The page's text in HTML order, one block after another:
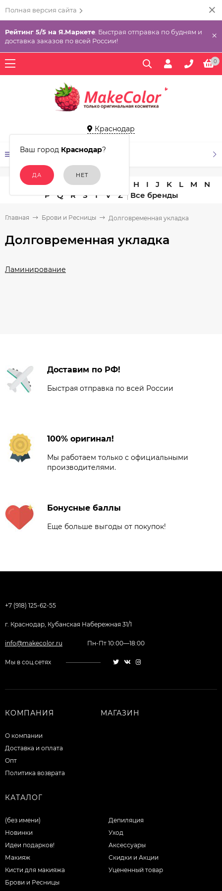
Полная версия сайта
Рейтинг 5/5 на Я.Маркете . Быстрая отправка по будням и
доставка заказов по всей России!
×
0
Краснодар
Ваш город Краснодар?
КАТАЛОГ ТОВАРОВ
A C D E H I J K L M
N
P
Q R S T V Z
Главная Брови и Ресницы Долговременная укладка
Долговременная укладка
Ламинирование
Доставим по РФ!
Быстрая отправка по всей России
100% оригинал!
Мы работаем только с официальными
производителями.
Бонусные баллы
Еще больше выгоды от покупок!
+7 (918) 125-62-55
г. Краснодар, Кубанская Набережная 31/1
info@makecolor.ru Пн-Пт 10:00—18:00
Мы в соц.сетях
КОМПАНИЯ
О компании
Доставка и оплата
Опт
Политика возврата
МАГАЗИН
КАТАЛОГ
(без имени)
Новинки
Идеи подарков!
Макияж
Кисти для макияжа
Брови и Ресницы
Депиляция
Уход
Аксессуары
Скидки и Акции
Уцененный товар